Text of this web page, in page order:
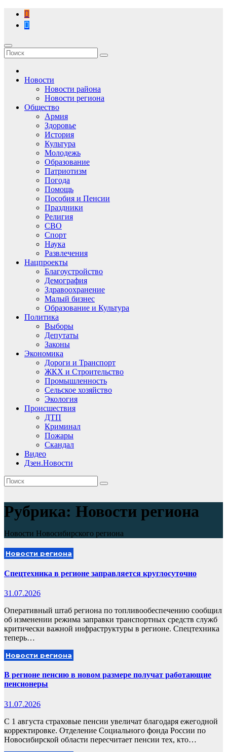
Перейти
содержимому
Новости
Новости района
Новости региона
Общество
Армия
Здоровье
История
Культура
Молодежь
Образование
Патриотизм
Погода
Помощь
Пособия и Пенсии
Праздники
Религия
СВО
Спорт
Наука
Развлечения
Нацпроекты
Благоустройство
Демография
Здравоохранение
Малый бизнес
Образование и Культура
Политика
Выборы
Депутаты
Законы
Экономика
Дороги и Транспорт
ЖКХ и Строительство
Промышленность
Сельское хозяйство
Экология
Происшествия
ДТП
Криминал
Пожары
Скандал
Видео
Дзен.Новости
Рубрика: Новости региона
Новости Новосибирского региона
Новости региона
Спецтехника в регионе заправляется круглосуточно
31.07.2026
Оперативный штаб региона по топливообеспечению сообщил
об изменении режима заправки транспортных средств служб
критически важной инфраструктуры в регионе. Спецтехника
теперь…
Новости региона
В регионе пенсию в новом размере получат работающие
пенсионеры
31.07.2026
С 1 августа страховые пенсии увеличат благодаря ежегодной
корректировке. Отделение Социального фонда России по
Новосибирской области пересчитает пенсии тех, кто…